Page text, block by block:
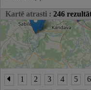
Kartē atrasti : 246
1 2 3 4 5 6